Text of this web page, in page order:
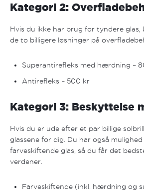
Kategori 2:
Hvis du ikke har brug for tyndere
de to billigere løsninger på
Superantirefleks med hærdning –
Antirefleks – 500 kr
Kategori 3: Beskyttelse
Hvis du er ude efter et par billige
glassene for dig. Du har også
farveskiftende glas, så du får det
verdener.
Farveskiftende (inkl. hærdning og